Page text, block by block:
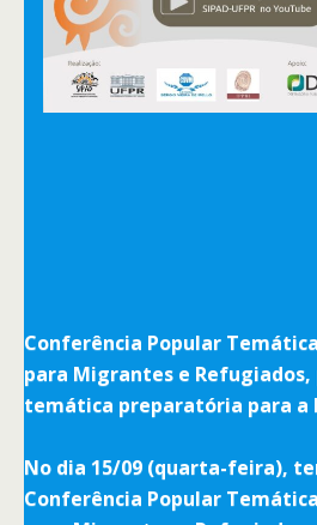
Conferência Popular
para Migrantes e
temática preparatória para a
No dia 15/09 (quarta-feira),
Conferência Popular